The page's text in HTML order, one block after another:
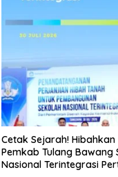
Cetak Sejarah! Hibahkan
Pemkab Tulang Bawang
Nasional Terintegrasi